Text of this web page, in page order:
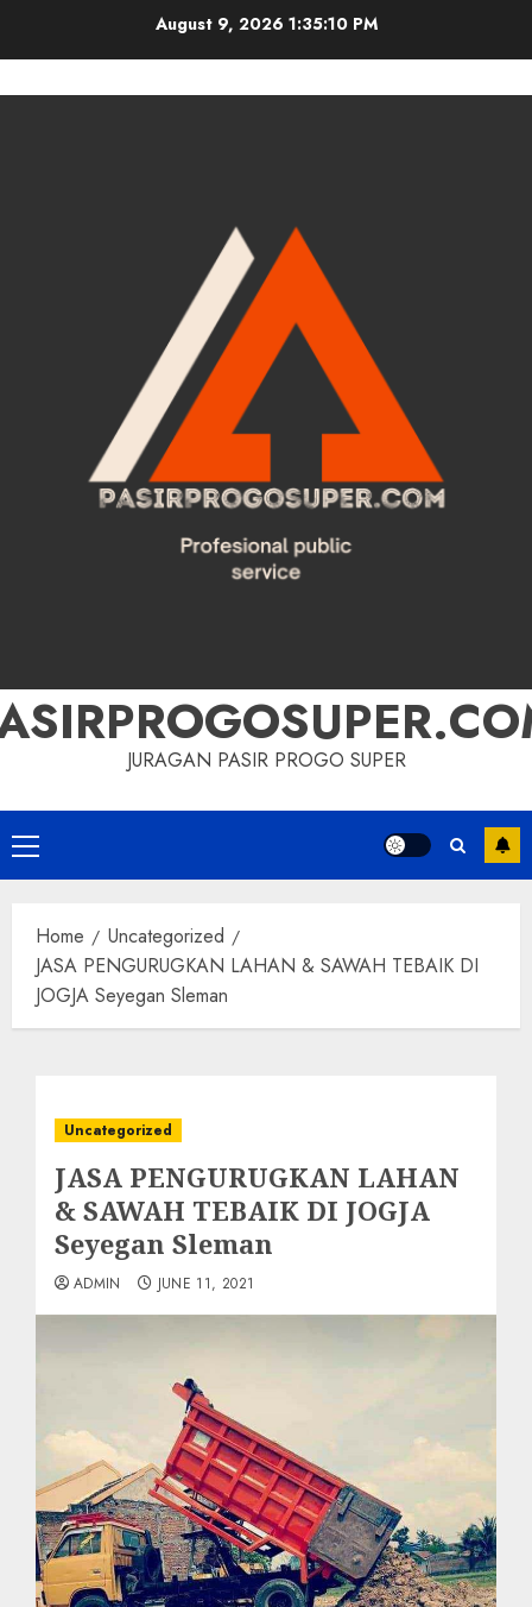
August 9, 20261:35:11 PM
JURAGAN PASIR PROGO SUPER
Primary
Menu
Home
Uncategorized
JASA PENGURUGKAN LAHAN & SAWAH TEBAIK DI
JOGJA Seyegan Sleman
Uncategorized
JASA PENGURUGKAN LAHAN
& SAWAH TEBAIK DI JOGJA
Seyegan Sleman
ADMIN JUNE 11, 2021